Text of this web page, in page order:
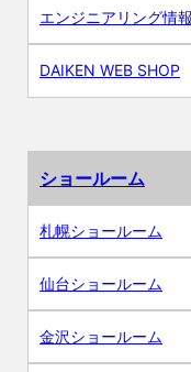
エンジニアリング情報
DAIKEN WEB SHOP
ショールーム
札幌ショールーム
仙台ショールーム
金沢ショールーム